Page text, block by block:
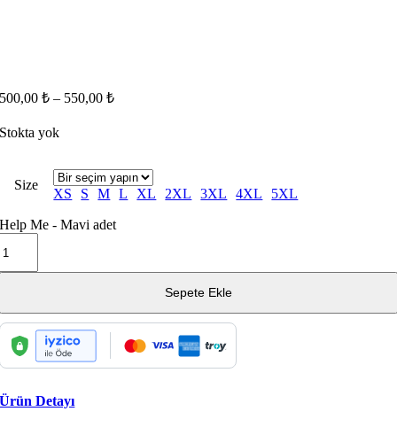
500,00₺ – 550,00₺
Stokta yok
Size
XS S M L XL 2XL 3XL 4XL 5XL
Help Me - Mavi adet
Sepete Ekle
Ürün Detayı